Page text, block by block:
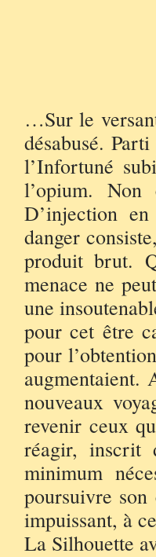
…Sur le
désabusé.
l’Infortuné
l’opium.
D’injection
danger
produit brut.
menace ne
une
pour cet être
pour
augmentaient.
nouveaux
revenir ceux
réagir, inscrit
minimum
poursuivre
impuissant, à
La Silhouette